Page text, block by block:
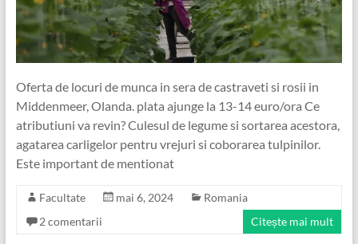
Oferta de locuri de munca in sera de castraveti si rosii in
Middenmeer, Olanda. plata ajunge la 13-14 euro/ora Ce
atributiuni va revin? Culesul de legume si sortarea acestora,
agatarea carligelor pentru vrejuri si coborarea tulpinilor.
Este important de mentionat
Facultate mai 6, 2024
Romania
2 comentarii
Citește mai mult